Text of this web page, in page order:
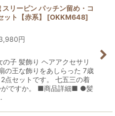
スリーピン パッチン留め・コ
ト【赤系】
[OKKM648]
円
子 髪飾り ヘアアクセサリ
の王な飾りをあしらった 7歳
点セットです。 七五三の着
がですか。 ■商品詳細■ ●髪